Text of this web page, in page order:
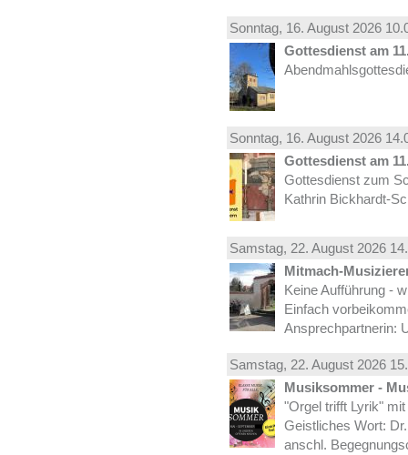
Sonntag, 16. August 2026
Gottesdienst am
Sonntag, 16. August 2026
Gottesdienst am
Gottesdienst zum
Kathrin Bickhardt-
Samstag, 22. August 2026
Mitmach-
Keine Aufführung -
Einfach
Ansprechpartnerin:
Samstag, 22. August 2026
Musiksommer -
"Orgel trifft Lyrik"
Geistliches Wort:
anschl.